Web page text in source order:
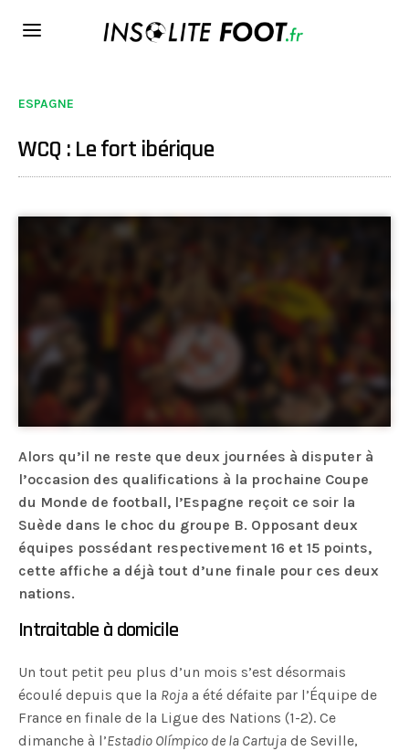
ESPAGNE
WCQ : Le fort ibérique
Alors qu’il ne reste que deux journées à disputer à
l’occasion des qualifications à la prochaine Coupe
du Monde de football, l’Espagne reçoit ce soir la
Suède dans le choc du groupe B. Opposant deux
équipes possédant respectivement 16 et 15 points,
cette affiche a déjà tout d’une finale pour ces deux
nations.
Intraitable à domicile
Un tout petit peu plus d’un mois s’est désormais
écoulé depuis que la Roja a été défaite par l’Équipe de
France en finale de la Ligue des Nations (1-2). Ce
dimanche à l’Estadio Olímpico de la Cartuja de Seville,